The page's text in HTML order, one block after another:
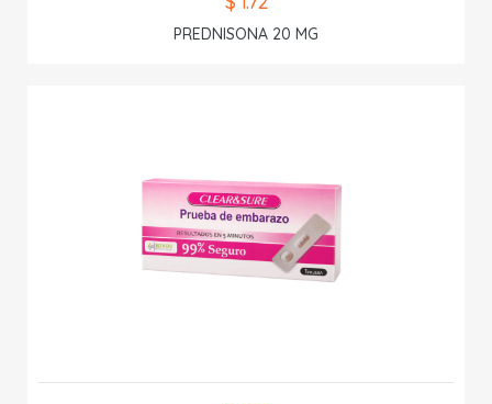
PREDNISONA 20 MG